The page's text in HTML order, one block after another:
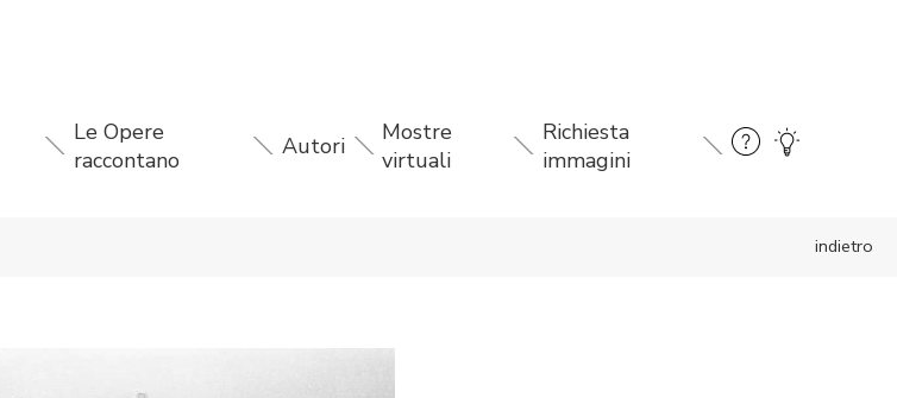
Le Opere
raccontano
Autori
Mostre
virtuali
Richiesta
immagini
indietro